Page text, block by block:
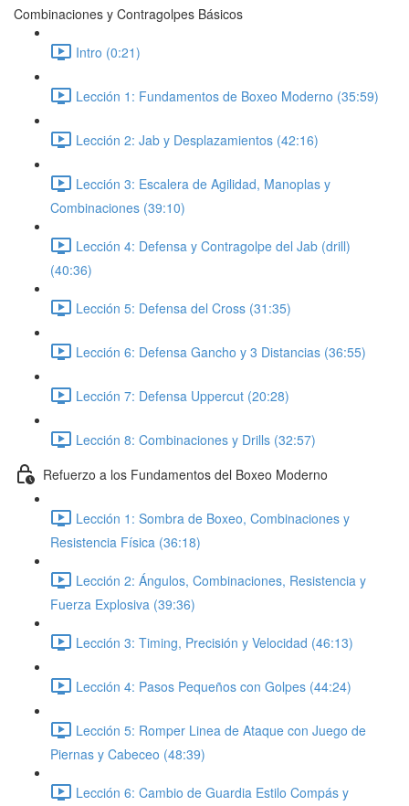
Combinaciones y Contragolpes Básicos
Intro (0:21)
Lección 1: Fundamentos de Boxeo Moderno (35:59)
Lección 2: Jab y Desplazamientos (42:16)
Lección 3: Escalera de Agilidad, Manoplas y
Combinaciones (39:10)
Lección 4: Defensa y Contragolpe del Jab (drill)
(40:36)
Lección 5: Defensa del Cross (31:35)
Lección 6: Defensa Gancho y 3 Distancias (36:55)
Lección 7: Defensa Uppercut (20:28)
Lección 8: Combinaciones y Drills (32:57)
Refuerzo a los Fundamentos del Boxeo Moderno
Lección 1: Sombra de Boxeo, Combinaciones y
Resistencia Física (36:18)
Lección 2: Ángulos, Combinaciones, Resistencia y
Fuerza Explosiva (39:36)
Lección 3: Timing, Precisión y Velocidad (46:13)
Lección 4: Pasos Pequeños con Golpes (44:24)
Lección 5: Romper Linea de Ataque con Juego de
Piernas y Cabeceo (48:39)
Lección 6: Cambio de Guardia Estilo Compás y